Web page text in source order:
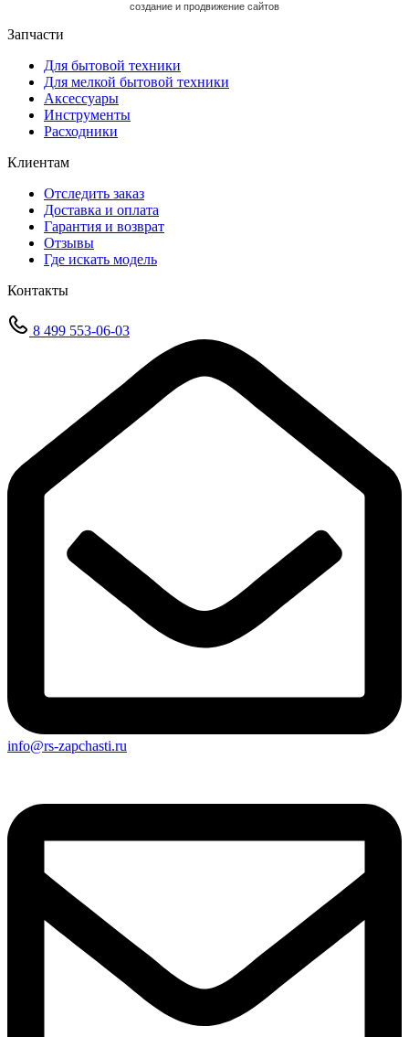
cоздание и продвижение сайтов
Запчасти
Для бытовой техники
Для мелкой бытовой техники
Аксессуары
Инструменты
Расходники
Клиентам
Отследить заказ
Доставка и оплата
Гарантия и возврат
Отзывы
Где искать модель
Контакты
8 499 553-06-03
info@rs-zapchasti.ru